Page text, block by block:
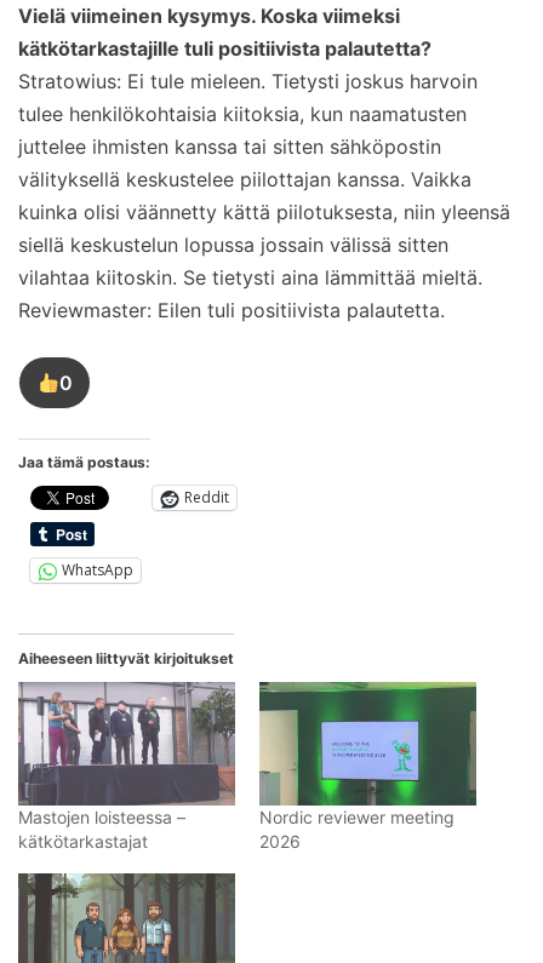
Vielä viimeinen kysymys. Koska viimeksi
kätkötarkastajille tuli positiivista palautetta?
Stratowius: Ei tule mieleen. Tietysti joskus harvoin
tulee henkilökohtaisia kiitoksia, kun naamatusten
juttelee ihmisten kanssa tai sitten sähköpostin
välityksellä keskustelee piilottajan kanssa. Vaikka
kuinka olisi väännetty kättä piilotuksesta, niin yleensä
siellä keskustelun lopussa jossain välissä sitten
vilahtaa kiitoskin. Se tietysti aina lämmittää mieltä.
Reviewmaster: Eilen tuli positiivista palautetta.
0
Tykkää
tästä
Jaa tämä postaus:
Reddit
WhatsApp
Aiheeseen liittyvät kirjoitukset
Mastojen loisteessa –
kätkötarkastajat
Nordic reviewer meeting
2026